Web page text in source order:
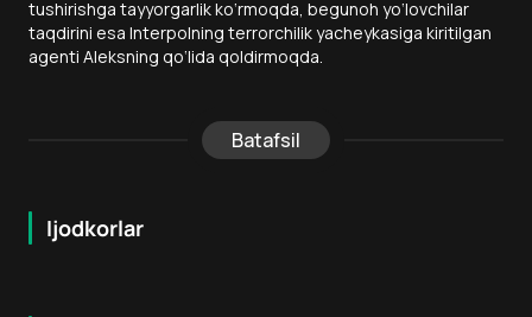
tushirishga tayyorgarlik ko‘rmoqda, begunoh yo‘lovchilar
taqdirini esa Interpolning terrorchilik yacheykasiga kiritilgan
agenti Aleksning qo‘lida qoldirmoqda.
Batafsil
Ijodkorlar